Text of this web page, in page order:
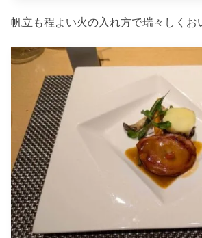
帆立も程よい火の入れ方で瑞々しくお